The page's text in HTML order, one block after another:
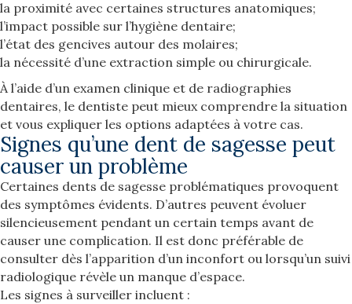
la proximité avec certaines structures anatomiques;
l’impact possible sur l’hygiène dentaire;
l’état des gencives autour des molaires;
la nécessité d’une extraction simple ou chirurgicale.
À l’aide d’un examen clinique et de radiographies
dentaires, le dentiste peut mieux comprendre la situation
et vous expliquer les options adaptées à votre cas.
Signes qu’une dent de sagesse peut
causer un problème
Certaines dents de sagesse problématiques provoquent
des symptômes évidents. D’autres peuvent évoluer
silencieusement pendant un certain temps avant de
causer une complication. Il est donc préférable de
consulter dès l’apparition d’un inconfort ou lorsqu’un suivi
radiologique révèle un manque d’espace.
Les signes à surveiller incluent :